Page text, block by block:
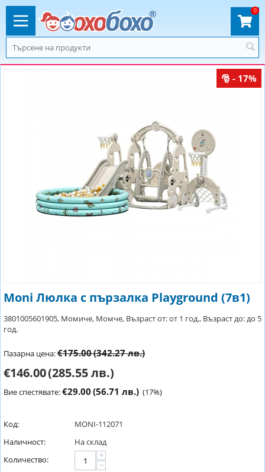
0
- 17%
Moni Люлка с пързалка Playground (7в1)
3801005601905, Момиче, Момче, Възраст от: от 1 год., Възраст до: до 5
год.
Пазарна цена:€175.00(342.27 лв.)
€146.00(285.55 лв.)
Вие спестявате:€29.00 (56.71 лв.) (17%)
Код:
MONI-112071
Наличност:
На склад
Количество:
+
−